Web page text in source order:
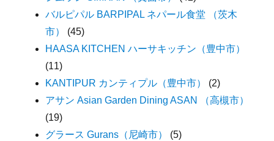
バルピパル BARPIPAL ネパール食堂 （茨木
市）
(45)
HAASA KITCHEN ハーサキッチン（豊中市）
(11)
KANTIPUR カンティプル（豊中市）
(2)
アサン Asian Garden Dining ASAN （高槻市）
(19)
グラース Gurans（尼崎市）
(5)